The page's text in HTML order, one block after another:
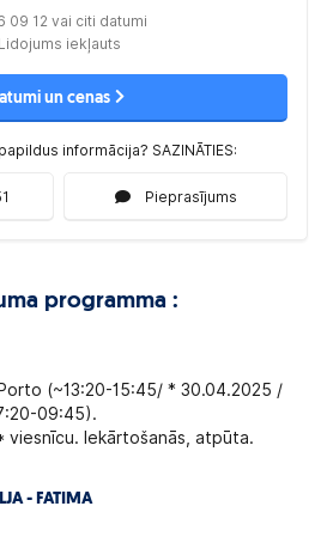
09 12 vai citi datumi
Lidojums iekļauts
un cenas
informācija? SAZINĀTIES:
Pieprasījums
programma :
(~13:20-15:45/ * 30.04.2025 /
09:45).
viesnīcu. Iekārtošanās, atpūta.
- FATIMA